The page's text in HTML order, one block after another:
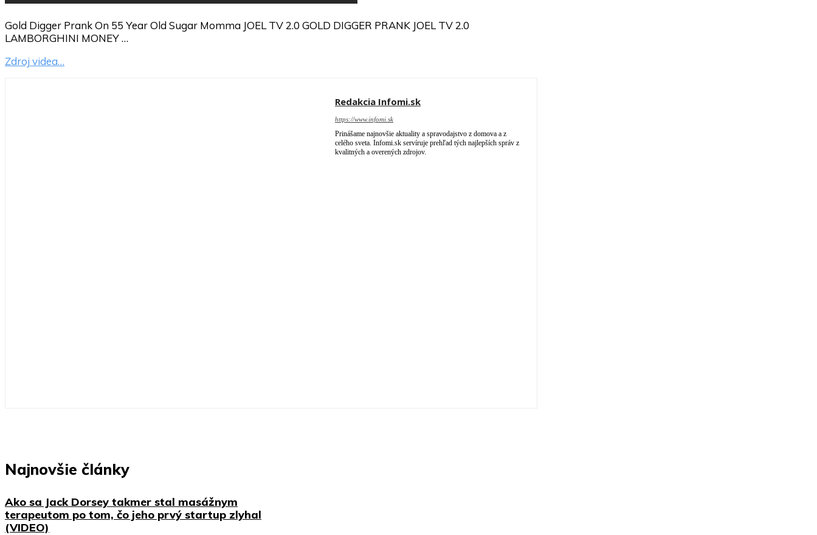
Gold Digger Prank On 55 Year Old Sugar Momma JOEL TV 2.0 GOLD DIGGER PRANK JOEL TV 2.0
LAMBORGHINI MONEY …
Zdroj videa…
Redakcia Infomi.sk
https://www.infomi.sk
Prinášame najnovšie aktuality a spravodajstvo z domova a z
celého sveta. Infomi.sk servíruje prehľad tých najlepších správ z
kvalitných a overených zdrojov.
Najnovšie články
Ako sa Jack Dorsey takmer stal masážnym
terapeutom po tom, čo jeho prvý startup zlyhal
(VIDEO)